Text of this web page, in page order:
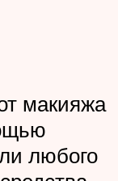
макияжа
любого